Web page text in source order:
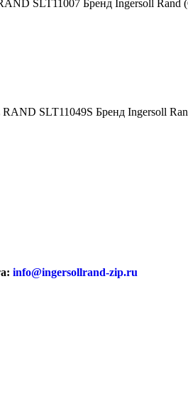
SLT11007 Бренд Ingersoll
SLT11049S Бренд Ingersoll
info@ingersollrand-zip.ru